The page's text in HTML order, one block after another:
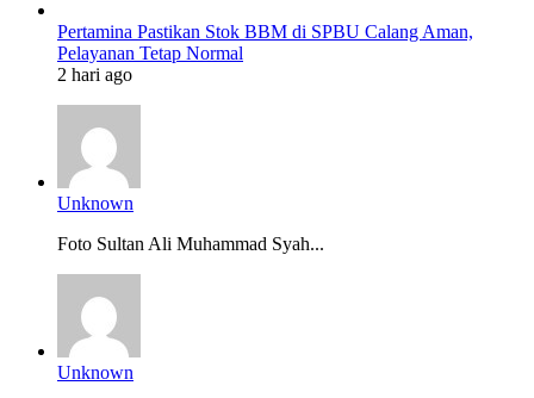
Pertamina Pastikan Stok BBM di SPBU Calang Aman,
Pelayanan Tetap Normal
2 hari ago
Unknown
Foto Sultan Ali Muhammad Syah...
Unknown